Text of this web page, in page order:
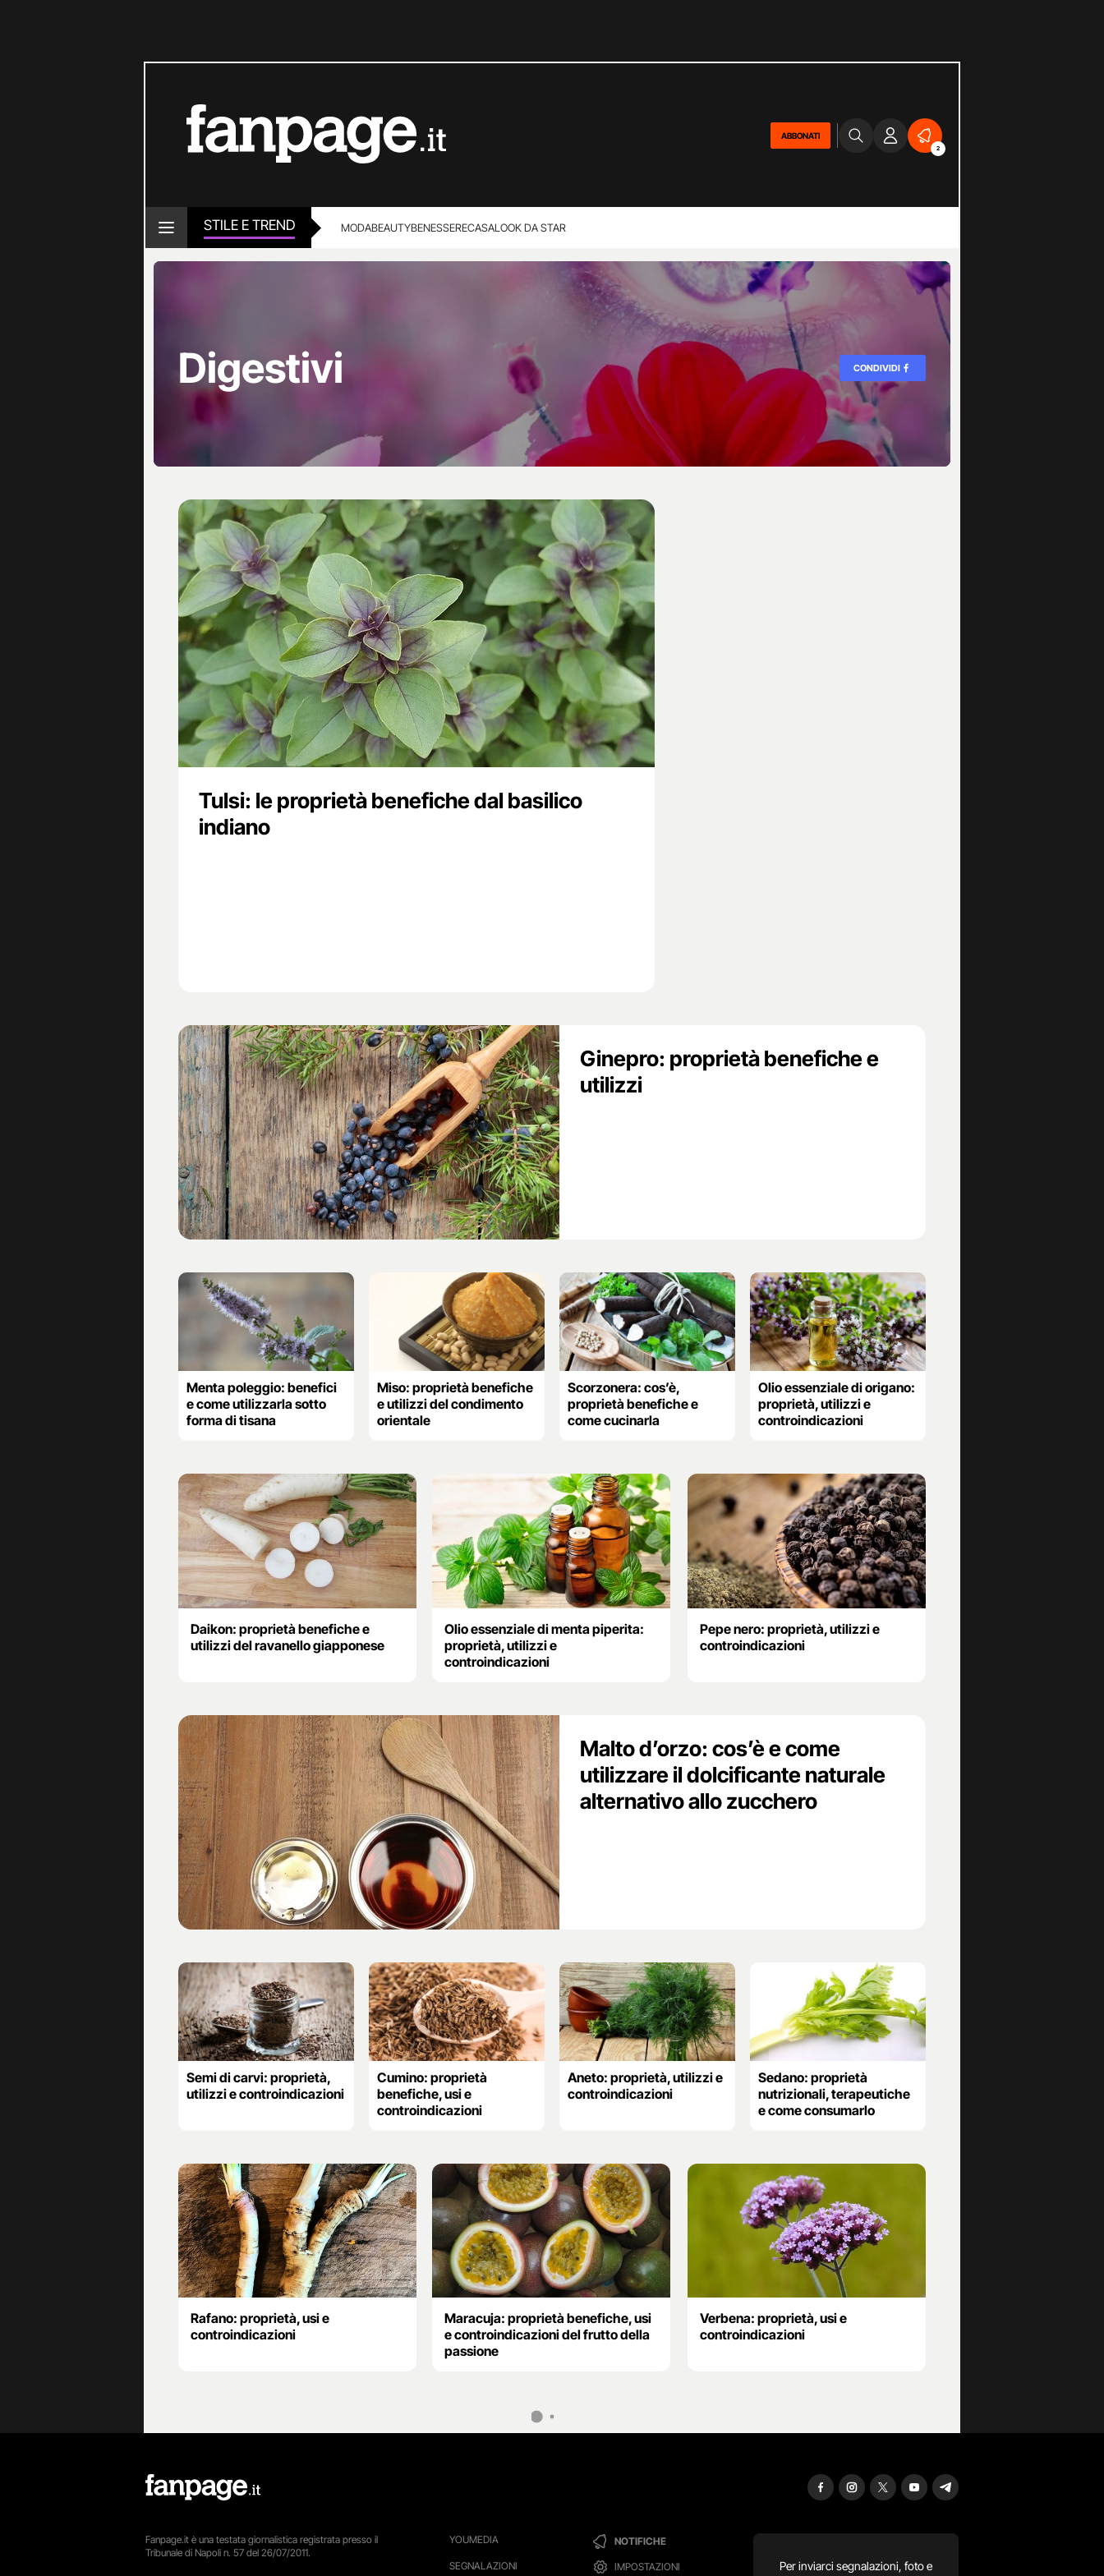
ABBONATI
2
STILE E TREND MODABEAUTYBENESSERECASALOOK DA STAR
Digestivi CONDIVIDI
Tulsi: le proprietà benefiche dal basilico
indiano
Ginepro: proprietà benefiche e
utilizzi
Menta poleggio: benefici
e come utilizzarla sotto
forma di tisana
Miso: proprietà benefiche
e utilizzi del condimento
orientale
Scorzonera: cos’è,
proprietà benefiche e
come cucinarla
Olio essenziale di origano:
proprietà, utilizzi e
controindicazioni
Daikon: proprietà benefiche e
utilizzi del ravanello giapponese
Olio essenziale di menta piperita:
proprietà, utilizzi e
controindicazioni
Pepe nero: proprietà, utilizzi e
controindicazioni
Malto d’orzo: cos’è e come
utilizzare il dolcificante naturale
alternativo allo zucchero
Semi di carvi: proprietà,
utilizzi e controindicazioni
Cumino: proprietà
benefiche, usi e
controindicazioni
Aneto: proprietà, utilizzi e
controindicazioni
Sedano: proprietà
nutrizionali, terapeutiche
e come consumarlo
Rafano: proprietà, usi e
controindicazioni
Maracuja: proprietà benefiche, usi
e controindicazioni del frutto della
passione
Verbena: proprietà, usi e
controindicazioni
YOUMEDIA
SEGNALAZIONI
NOTIFICHE
IMPOSTAZIONI
Per inviarci segnalazioni, foto e
Fanpage.it è una testata giornalistica registrata presso il
Tribunale di Napoli n. 57 del 26/07/2011.